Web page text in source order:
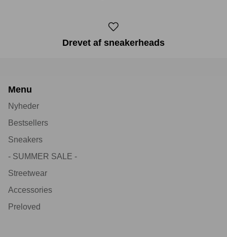
Drevet af sneakerheads
Menu
Nyheder
Bestsellers
Sneakers
- SUMMER SALE -
Streetwear
Accessories
Preloved